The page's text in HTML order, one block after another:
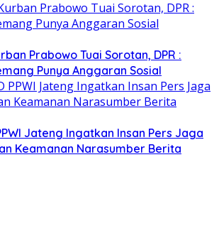
Prabowo Tuai Sorotan, DPR :
Punya Anggaran Sosial
Jateng Ingatkan Insan Pers Jaga
Keamanan Narasumber Berita